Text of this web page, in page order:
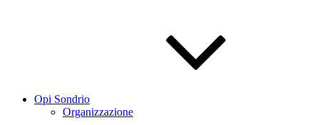
Opi Sondrio
Organizzazione